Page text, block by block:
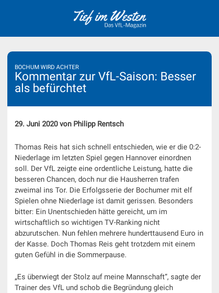
BOCHUM WIRD ACHTER
Kommentar zur VfL-Saison: Besser
als befürchtet
29. Juni 2020 von Philipp Rentsch
Thomas Reis hat sich schnell entschieden, wie er die 0:2-
Niederlage im letzten Spiel gegen Hannover einordnen
soll. Der VfL zeigte eine ordentliche Leistung, hatte die
besseren Chancen, doch nur die Hausherren trafen
zweimal ins Tor. Die Erfolgsserie der Bochumer mit elf
Spielen ohne Niederlage ist damit gerissen. Besonders
bitter: Ein Unentschieden hätte gereicht, um im
wirtschaftlich so wichtigen TV-Ranking nicht
abzurutschen. Nun fehlen mehrere hunderttausend Euro in
der Kasse. Doch Thomas Reis geht trotzdem mit einem
guten Gefühl in die Sommerpause.
„Es überwiegt der Stolz auf meine Mannschaft“, sagte der
Trainer des VfL und schob die Begründung gleich